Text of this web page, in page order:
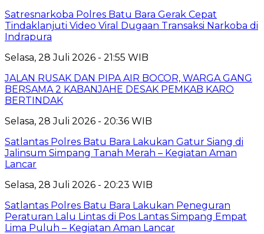
Satresnarkoba Polres Batu Bara Gerak Cepat
Tindaklanjuti Video Viral Dugaan Transaksi Narkoba di
Indrapura
Selasa, 28 Juli 2026 - 21:55 WIB
JALAN RUSAK DAN PIPA AIR BOCOR, WARGA GANG
BERSAMA 2 KABANJAHE DESAK PEMKAB KARO
BERTINDAK
Selasa, 28 Juli 2026 - 20:36 WIB
Satlantas Polres Batu Bara Lakukan Gatur Siang di
Jalinsum Simpang Tanah Merah – Kegiatan Aman
Lancar
Selasa, 28 Juli 2026 - 20:23 WIB
Satlantas Polres Batu Bara Lakukan Peneguran
Peraturan Lalu Lintas di Pos Lantas Simpang Empat
Lima Puluh – Kegiatan Aman Lancar